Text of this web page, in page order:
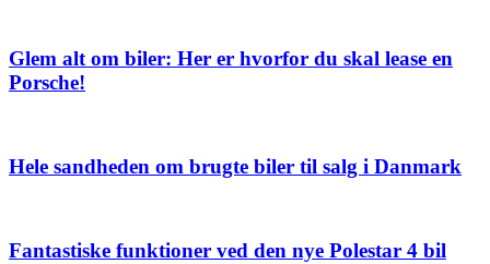
Glem alt om biler: Her er hvorfor du skal lease en
Porsche!
Hele sandheden om brugte biler til salg i Danmark
Fantastiske funktioner ved den nye Polestar 4 bil